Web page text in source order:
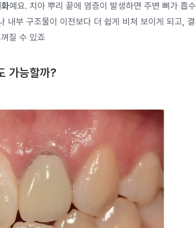
예요. 치아 뿌리 끝에 염증이 발생하면 주변 뼈가 흡수
내부 구조물이 이전보다 더 쉽게 비쳐 보이게 되고, 결
질 수 있죠
가능할까?